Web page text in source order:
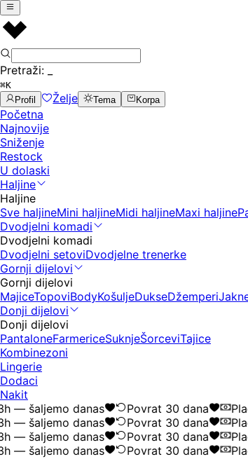
Pretraži:
⌘K
Profil
Želje Tema Korpa
Početna
Najnovije
Sniženje
Restock
U dolaski
Haljine
Haljine
Sve haljineMini haljineMidi haljineMaxi haljine
Dvodjelni komadi
Dvodjelni komadi
Dvodjelni setoviDvodjelne trenerke
Gornji dijelovi
Gornji dijelovi
MajiceTopoviBodyKošuljeDukseDžemperi
Donji dijelovi
Donji dijelovi
PantaloneFarmericeSuknjeŠorceviTajice
Kombinezoni
Lingerie
Dodaci
Nakit
danas
Povrat 30 dana
danas
Povrat 30 dana
danas
Povrat 30 dana
danas
Povrat 30 dana